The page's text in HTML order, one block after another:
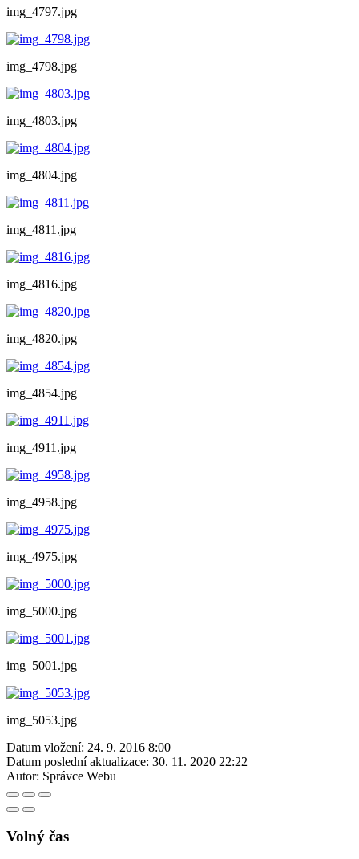
img_4797.jpg
img_4798.jpg
img_4803.jpg
img_4804.jpg
img_4811.jpg
img_4816.jpg
img_4820.jpg
img_4854.jpg
img_4911.jpg
img_4958.jpg
img_4975.jpg
img_5000.jpg
img_5001.jpg
img_5053.jpg
Datum vložení: 24. 9. 2016 8:00
Datum poslední aktualizace: 30. 11. 2020 22:22
Autor: Správce Webu
Volný čas